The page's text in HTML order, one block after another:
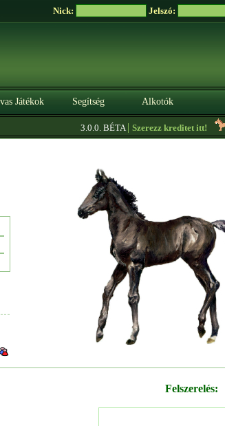
Nick: Jelszó:
Játékok Segítség Alkotók
3.0.0. BÉTA|Szerezz kreditet itt!
Felszerelés: